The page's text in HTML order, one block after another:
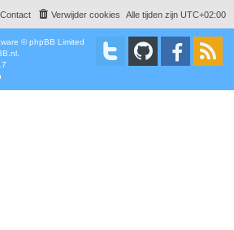
Alle tijden zijn UTC+02:00
Verwijder cookies
Contact
© phpBB Limited